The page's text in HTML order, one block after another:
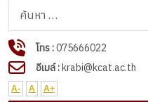
การค้นหา
โทร :075666022
อีเมล์ :krabi@kcat.ac.th
A- A A+